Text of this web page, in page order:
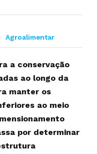
Agroalimentar
a conservação
ao longo da
manter os
ao meio
por determinar